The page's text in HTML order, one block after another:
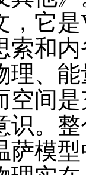
，它
索和
理、
空间
识。
萨模